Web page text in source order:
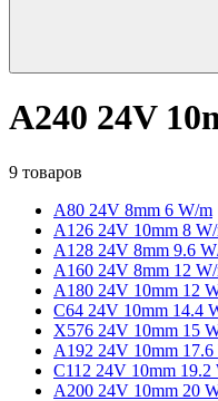
A240 24V
9 товаров
A80 24V 8mm 6 W/m
A126 24V 10mm 8
A128 24V 8mm 9.6
A160 24V 8mm 12
A180 24V 10mm 12
C64 24V 10mm 14.4
X576 24V 10mm 15
A192 24V 10mm 17.6
C112 24V 10mm 19.2
A200 24V 10mm 20